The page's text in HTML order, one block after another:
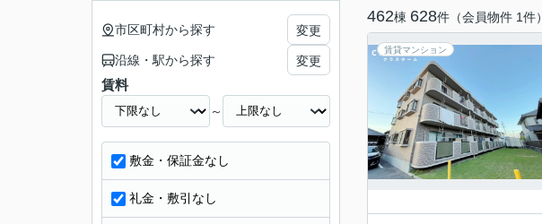
462棟 628件（会員物件 1件）
賃貸マンション
市区町村から探す 変更
沿線・駅から探す 変更
賃料
～
敷金・保証金なし
礼金・敷引なし